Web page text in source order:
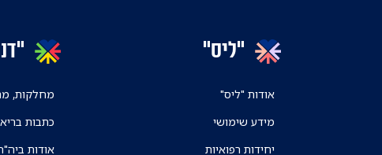
"ליס"
אודות "ליס"
מידע שימושי
יחידות רפואיות
מחלקות,
כתבות
אודות